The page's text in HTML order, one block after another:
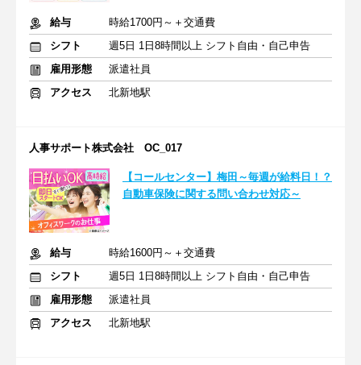
給与
時給1700円～＋交通費
シフト
週5日 1日8時間以上 シフト自由・自己申告
雇用形態
派遣社員
アクセス
北新地駅
人事サポート株式会社 OC_017
【コールセンター】梅田～毎週が給料日！？
自動車保険に関する問い合わせ対応～
給与
時給1600円～＋交通費
シフト
週5日 1日8時間以上 シフト自由・自己申告
雇用形態
派遣社員
アクセス
北新地駅